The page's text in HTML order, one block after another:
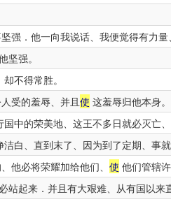
强．他一向我说话、我便觉得有力
坚强。
不得常胜。
受的羞辱、并且使 这羞辱归他本身。
中的荣美地、这王不多日就必灭亡
洁白、直到末了、因为到了定期、事就
他必将荣耀加给他们、 使 他们管辖
站起来．并且有大艰难、从有国以